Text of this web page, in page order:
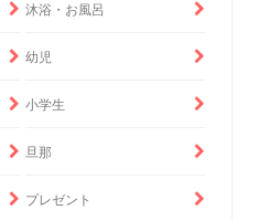
沐浴・お風呂
幼児
小学生
旦那
プレゼント